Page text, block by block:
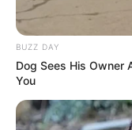
BUZZ DAY
Dog Sees His Owner
You